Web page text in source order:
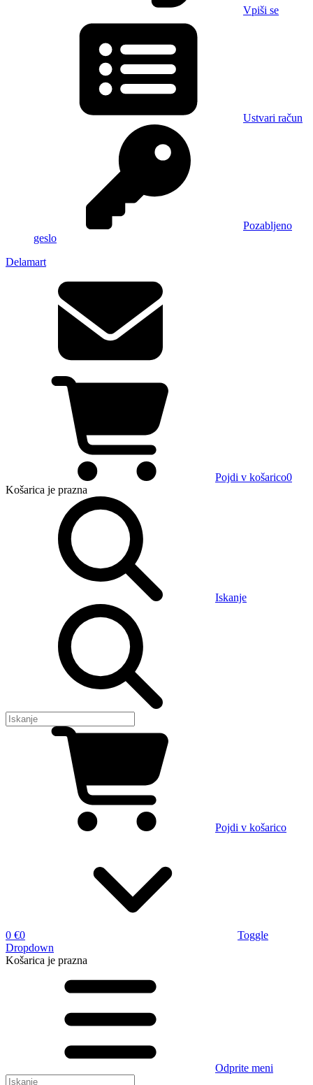
Vpiši se
Ustvari račun
Pozabljeno
geslo
Delamart
Pojdi v košarico0
Košarica je prazna
Iskanje
Pojdi v košarico
0 €0
Toggle
Dropdown
Košarica je prazna
Odprite meni